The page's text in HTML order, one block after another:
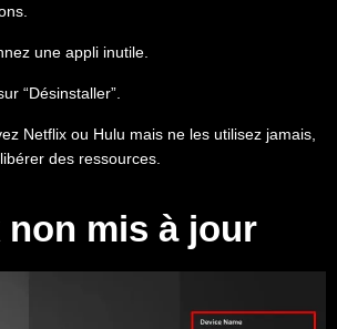
une appli inutile.
“Désinstaller”.
Netflix ou Hulu mais ne les utilisez jamais,
des ressources.
mis à jour